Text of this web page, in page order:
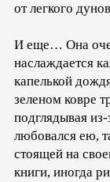
от легкого
И еще… Она
наслаждается
капелькой
зеленом ковре
подглядывая из-
любовался ею,
стоящей на
книги, иногда